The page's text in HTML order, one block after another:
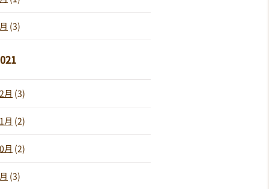
(3)
月 (3)
月 (2)
月 (2)
(3)